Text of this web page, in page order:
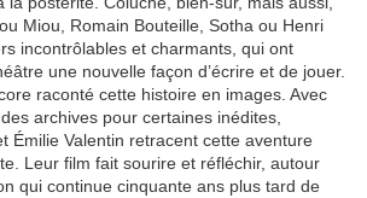
Miou, Romain Bouteille, Sotha ou Henri
incontrôlables et charmants, qui ont
une nouvelle façon d’écrire et de jouer.
raconté cette histoire en images. Avec
archives pour certaines inédites,
Émilie Valentin retracent cette aventure
Leur film fait sourire et réfléchir, autour
qui continue cinquante ans plus tard de